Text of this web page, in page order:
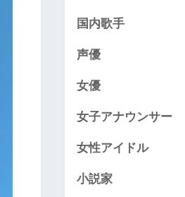
国内歌手
声優
女優
女子アナウンサー
女性アイドル
小説家